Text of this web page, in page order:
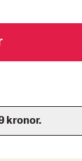
kronor.